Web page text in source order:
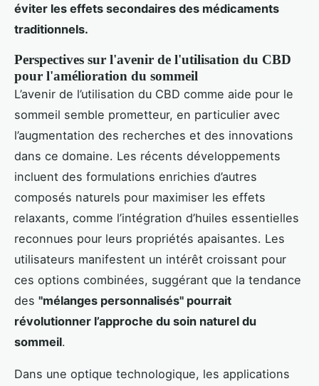
éviter les effets secondaires des médicaments
traditionnels.
Perspectives sur l'avenir de l'utilisation du CBD
pour l'amélioration du sommeil
L’avenir de l’utilisation du CBD comme aide pour le
sommeil semble prometteur, en particulier avec
l’augmentation des recherches et des innovations
dans ce domaine. Les récents développements
incluent des formulations enrichies d’autres
composés naturels pour maximiser les effets
relaxants, comme l’intégration d’huiles essentielles
reconnues pour leurs propriétés apaisantes. Les
utilisateurs manifestent un intérêt croissant pour
ces options combinées, suggérant que la tendance
des "mélanges personnalisés" pourrait
révolutionner l’approche du soin naturel du
sommeil.
Dans une optique technologique, les applications